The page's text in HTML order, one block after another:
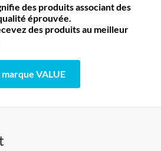
des produits associant des
éprouvée.
des produits au meilleur
marque VALUE